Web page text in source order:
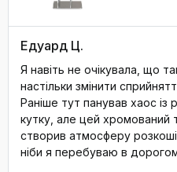
Едуард Ц.
Я навіть не очікувала, що
настільки змінити
Раніше тут панував хаос
кутку, але цей хромований
створив атмосферу
ніби я перебуваю в